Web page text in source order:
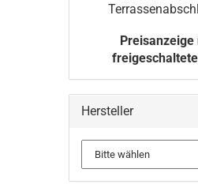
Hersteller